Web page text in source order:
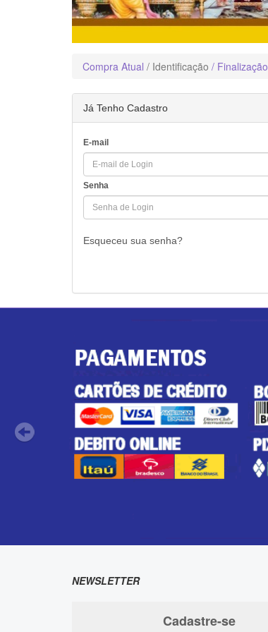
Compra Atual / Identificação / Finalização
Já Tenho Cadastro
E-mail
Senha
Esqueceu sua senha?
NEWSLETTER
Cadastre-se